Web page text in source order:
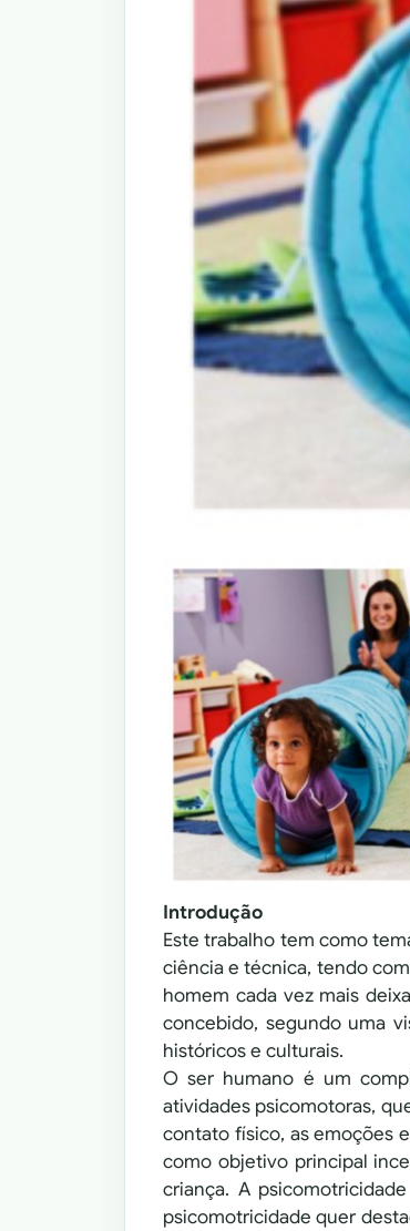
Introdução
Este trabalho tem como
ciência e técnica, tendo
homem cada vez mais
concebido, segundo uma
históricos e culturais.
O ser humano é um
atividades psicomotoras,
contato físico, as emoções
como objetivo principal
criança. A
psicomotricidade quer